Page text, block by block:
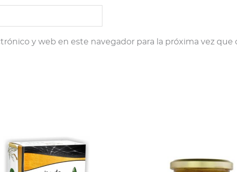
y web en este navegador para la próxima vez que